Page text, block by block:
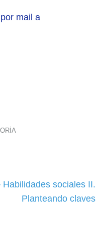
mail a
Habilidades sociales II.
Planteando claves